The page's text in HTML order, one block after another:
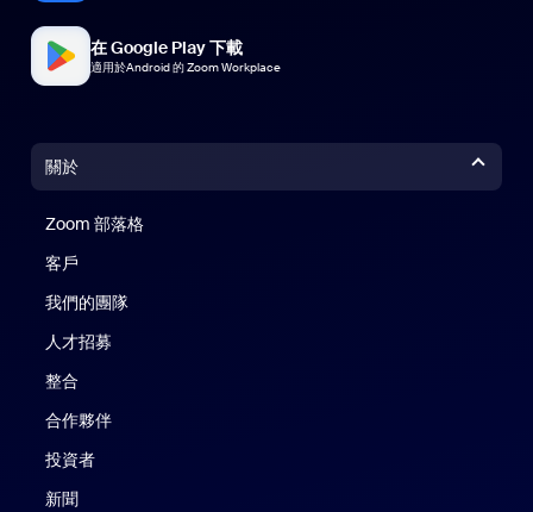
在 Google Play 下載
適用於Android 的 Zoom Workplace
關於
Zoom 部落格
客戶
我們的團隊
人才招募
整合
合作夥伴
投資者
新聞